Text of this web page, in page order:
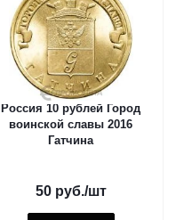
Россия 10 рублей Город
воинской славы 2016
Гатчина
50руб./шт